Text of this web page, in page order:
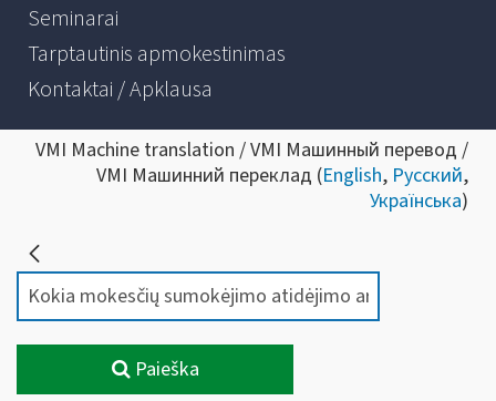
Seminarai
Tarptautinis apmokestinimas
Kontaktai / Apklausa
VMI Machine translation / VMI Машинный перевод /
VMI Машинний переклад (English, Русский,
Українська)
Paieška